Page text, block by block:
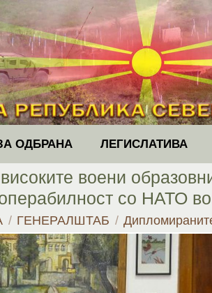
ОДБРАНА ЛЕГИСЛАТИВА
воени
со НАТО во
ГЕНЕРАЛШТАБ